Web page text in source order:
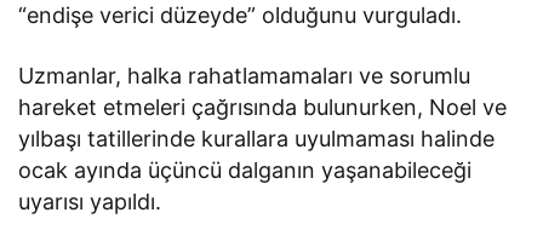
“endişe verici düzeyde” olduğunu vurguladı.
Uzmanlar, halka rahatlamamaları ve sorumlu
hareket etmeleri çağrısında bulunurken, Noel ve
yılbaşı tatillerinde kurallara uyulmaması halinde
ocak ayında üçüncü dalganın yaşanabileceği
uyarısı yapıldı.